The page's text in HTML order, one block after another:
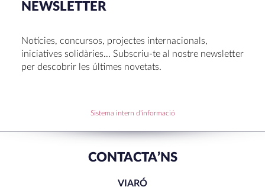
Oficis de Setmana Santa 2025
Premi al Pessebre d’Infantil 2024
RECENT COMMENTS
NEWSLETTER
Notícies, concursos, projectes internacionals,
iniciatives solidàries… Subscriu-te al nostre newsletter
per descobrir les últimes novetats.
Sistema intern d'informació
CONTACTA’NS
VIARÓ